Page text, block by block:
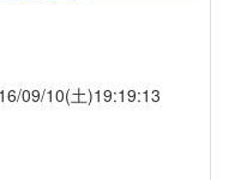
09/10(土)19:19:13